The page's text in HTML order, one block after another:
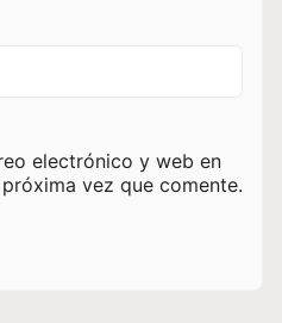
electrónico y web en
vez que comente.